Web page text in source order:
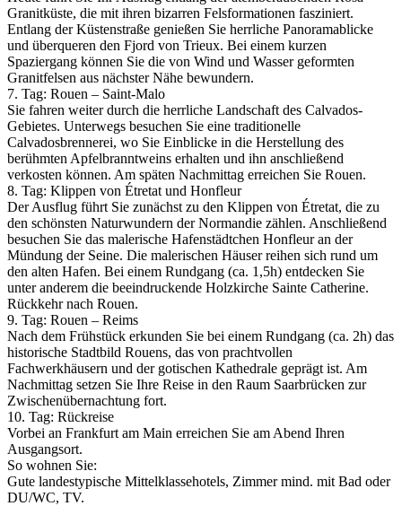
Granitküste, die mit ihren bizarren Felsformationen fasziniert.
Entlang der Küstenstraße genießen Sie herrliche Panoramablicke
und überqueren den Fjord von Trieux. Bei einem kurzen
Spaziergang können Sie die von Wind und Wasser geformten
Granitfelsen aus nächster Nähe bewundern.
7. Tag: Rouen – Saint-Malo
Sie fahren weiter durch die herrliche Landschaft des Calvados-
Gebietes. Unterwegs besuchen Sie eine traditionelle
Calvadosbrennerei, wo Sie Einblicke in die Herstellung des
berühmten Apfelbranntweins erhalten und ihn anschließend
verkosten können. Am späten Nachmittag erreichen Sie Rouen.
8. Tag: Klippen von Étretat und Honfleur
Der Ausflug führt Sie zunächst zu den Klippen von Étretat, die zu
den schönsten Naturwundern der Normandie zählen. Anschließend
besuchen Sie das malerische Hafenstädtchen Honfleur an der
Mündung der Seine. Die malerischen Häuser reihen sich rund um
den alten Hafen. Bei einem Rundgang (ca. 1,5h) entdecken Sie
unter anderem die beeindruckende Holzkirche Sainte Catherine.
Rückkehr nach Rouen.
9. Tag: Rouen – Reims
Nach dem Frühstück erkunden Sie bei einem Rundgang (ca. 2h) das
historische Stadtbild Rouens, das von prachtvollen
Fachwerkhäusern und der gotischen Kathedrale geprägt ist. Am
Nachmittag setzen Sie Ihre Reise in den Raum Saarbrücken zur
Zwischenübernachtung fort.
10. Tag: Rückreise
Vorbei an Frankfurt am Main erreichen Sie am Abend Ihren
Ausgangsort.
So wohnen Sie:
Gute landestypische Mittelklassehotels, Zimmer mind. mit Bad oder
DU/­WC, TV.